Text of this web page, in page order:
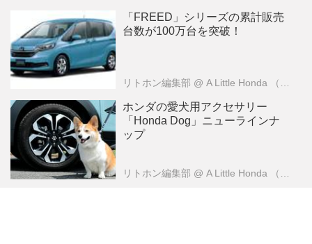
「FREED」シリーズの累計販売
台数が100万台を突破！
リトホン編集部 @ A Little Honda （ア・リトル・ホンダ）編集部
ホンダの愛犬用アクセサリー
「Honda Dog」ニューラインナ
ップ
リトホン編集部 @ A Little Honda （ア・リトル・ホンダ）編集部